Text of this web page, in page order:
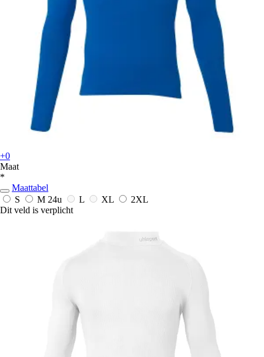
+0
Maat
*
Maattabel
S
M 24u L XL
2XL
Dit veld is verplicht